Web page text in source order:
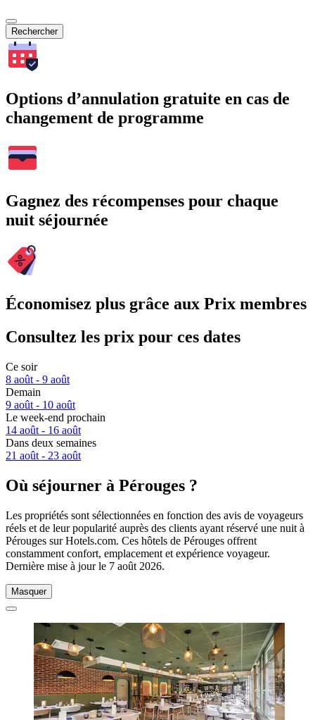
Rechercher
Options d’annulation gratuite en cas de
changement de programme
Gagnez des récompenses pour chaque
nuit séjournée
Économisez plus grâce aux Prix membres
Consultez les prix pour ces dates
Ce soir
8 août - 9 août
Demain
9 août - 10 août
Le week-end prochain
14 août - 16 août
Dans deux semaines
21 août - 23 août
Où séjourner à Pérouges ?
Les propriétés sont sélectionnées en fonction des avis de voyageurs
réels et de leur popularité auprès des clients ayant réservé une nuit à
Pérouges sur Hotels.com. Ces hôtels de Pérouges offrent
constamment confort, emplacement et expérience voyageur.
Dernière mise à jour le 7 août 2026.
Masquer